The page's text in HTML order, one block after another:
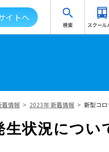
イトへ
検索 スクール
着情報 > 2023年 新着情報 > 新型コロ
状況につい